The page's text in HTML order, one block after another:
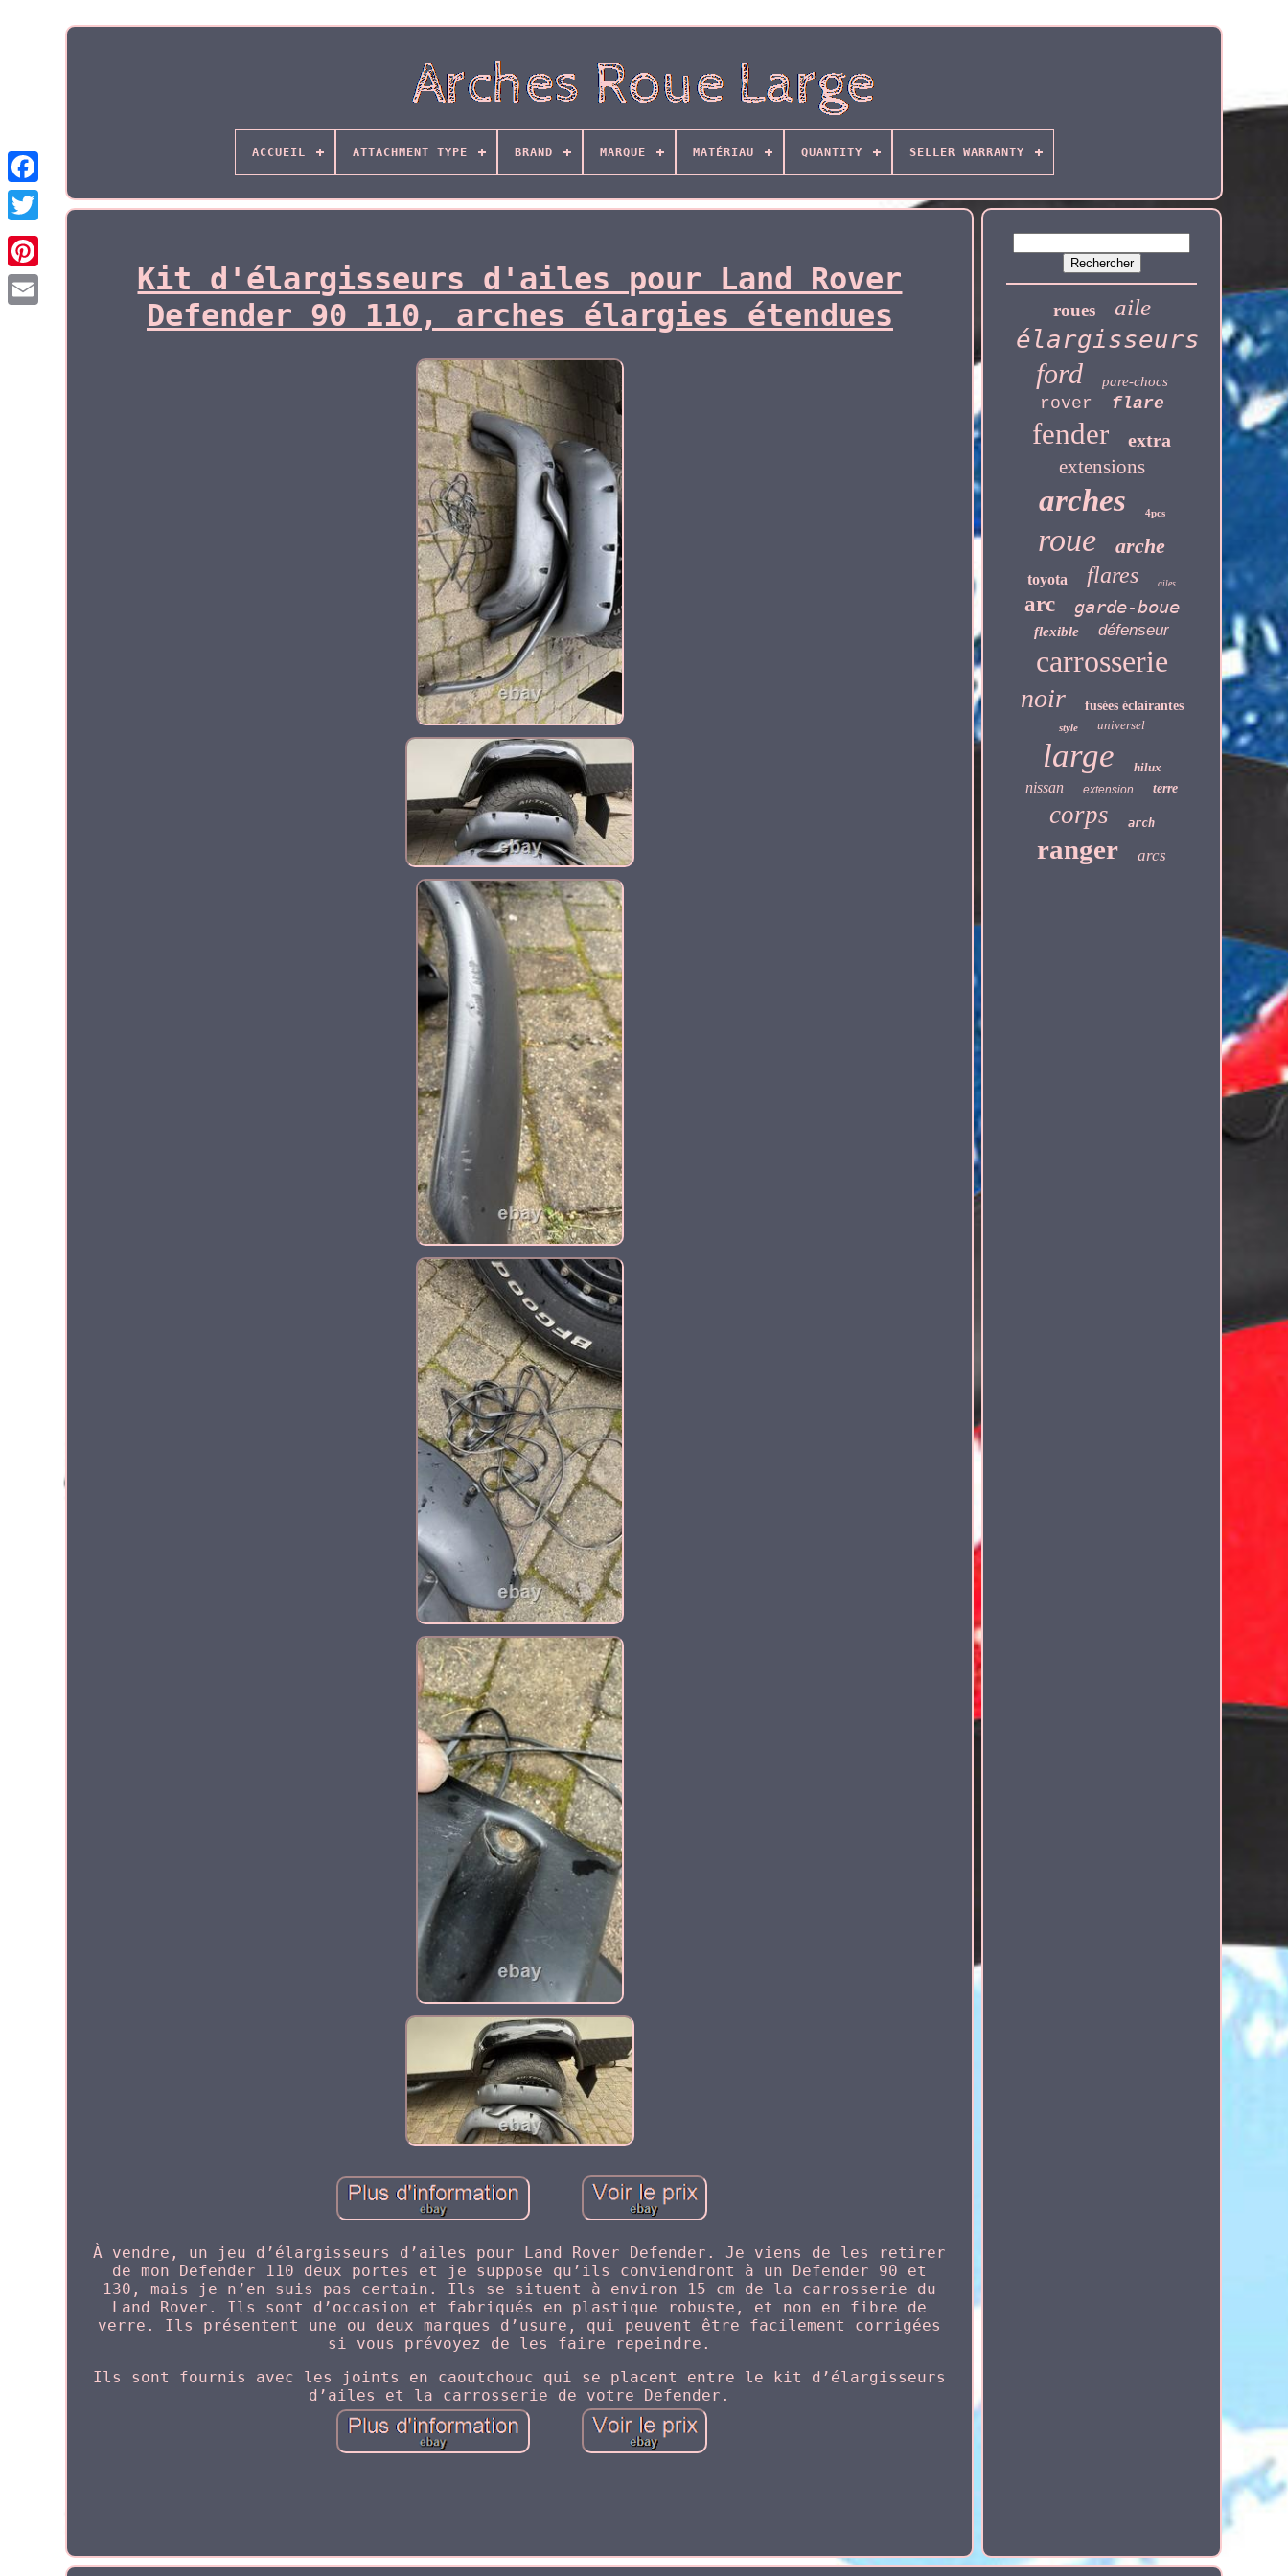
ACCUEIL ATTACHMENT TYPE BRAND MARQUE MATÉRIAU QUANTITY SELLER WARRANTY
Kit d'élargisseurs d'ailes pour Land Rover
Defender 90 110, arches élargies étendues
À vendre, un jeu d’élargisseurs d’ailes pour Land Rover Defender. Je viens de les retirer
de mon Defender 110 deux portes et je suppose qu’ils conviendront à un Defender 90 et
130, mais je n’en suis pas certain. Ils se situent à environ 15 cm de la carrosserie du
Land Rover. Ils sont d’occasion et fabriqués en plastique robuste, et non en fibre de
verre. Ils présentent une ou deux marques d’usure, qui peuvent être facilement corrigées
si vous prévoyez de les faire repeindre.
Ils sont fournis avec les joints en caoutchouc qui se placent entre le kit d’élargisseurs
d’ailes et la carrosserie de votre Defender.
roues aile
élargisseurs
ford pare-chocs
rover flare
fender extra
extensions
arches 4pcs
roue arche
toyota flares ailes
arc garde-boue
flexible défenseur
carrosserie
noir fusées éclairantes
style universel
large hilux
nissan extension terre
corps arch
ranger arcs